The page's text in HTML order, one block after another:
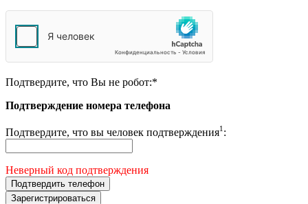
Подтвердите, что Вы не робот:*
Подтверждение номера телефона
Подтвердите, что вы человек подтверждения1 :
Неверный код подтверждения
Подтвердить телефон
Зарегистрироваться